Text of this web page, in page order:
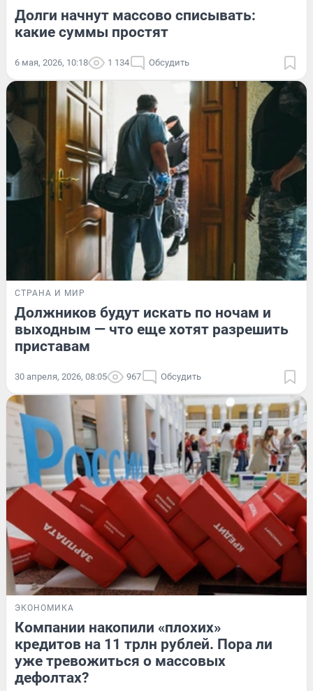
Долги начнут массово списывать:
какие суммы простят
6 мая, 2026, 10:18 1 134 Обсудить
СТРАНА И МИР
Должников будут искать по ночам и
выходным — что еще хотят разрешить
приставам
30 апреля, 2026, 08:05 967 Обсудить
ЭКОНОМИКА
Компании накопили «плохих»
кредитов на 11 трлн рублей. Пора ли
уже тревожиться о массовых
дефолтах?